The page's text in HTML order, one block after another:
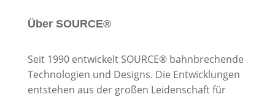
Über SOURCE®
Seit 1990 entwickelt SOURCE® bahnbrechende
Technologien und Designs. Die Entwicklungen
entstehen aus der großen Leidenschaft für